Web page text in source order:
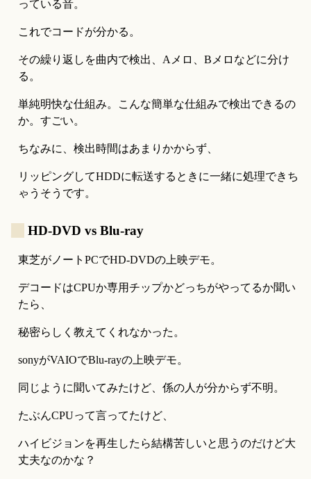
っている音。
これでコードが分かる。
その繰り返しを曲内で検出、Aメロ、Bメロなどに分け
る。
単純明快な仕組み。こんな簡単な仕組みで検出できるの
か。すごい。
ちなみに、検出時間はあまりかからず、
リッピングしてHDDに転送するときに一緒に処理できち
ゃうそうです。
HD-DVD vs Blu-ray
東芝がノートPCでHD-DVDの上映デモ。
デコードはCPUか専用チップかどっちがやってるか聞い
たら、
秘密らしく教えてくれなかった。
sonyがVAIOでBlu-rayの上映デモ。
同じように聞いてみたけど、係の人が分からず不明。
たぶんCPUって言ってたけど、
ハイビジョンを再生したら結構苦しいと思うのだけど大
丈夫なのかな？